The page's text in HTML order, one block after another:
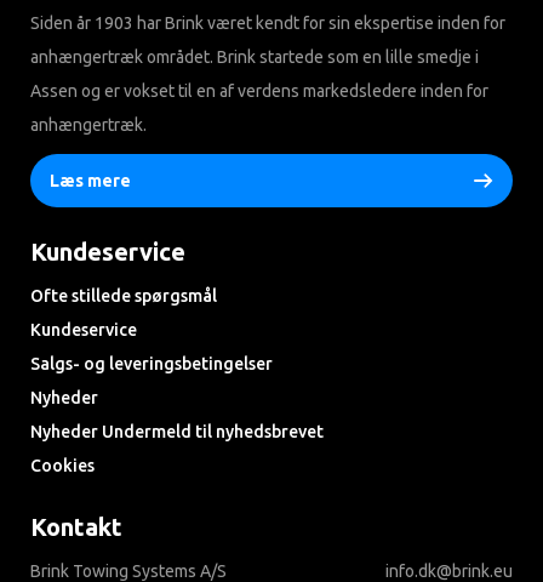
Siden år 1903 har Brink været kendt for sin ekspertise inden for
anhængertræk området. Brink startede som en lille smedje i
Assen og er vokset til en af ​​verdens markedsledere inden for
anhængertræk.
Læs mere
Kundeservice
Ofte stillede spørgsmål
Kundeservice
Salgs- og leveringsbetingelser
Nyheder
Nyheder Undermeld til nyhedsbrevet
Cookies
Kontakt
Brink Towing Systems A/S
info.dk@brink.eu